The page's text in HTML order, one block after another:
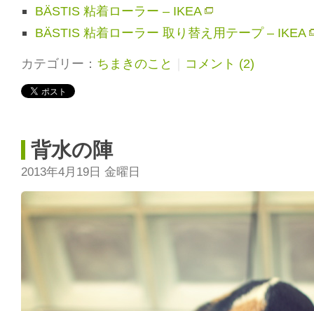
BÄSTIS 粘着ローラー – IKEA
BÄSTIS 粘着ローラー 取り替え用テープ – IKEA
カテゴリー： ちまきのこと コメント (2)
背水の陣
2013年4月19日 金曜日